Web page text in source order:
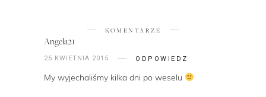
KOMENTARZE
Angela21
25 KWIETNIA 2015 ODPOWIEDZ
My wyjechaliśmy kilka dni po weselu